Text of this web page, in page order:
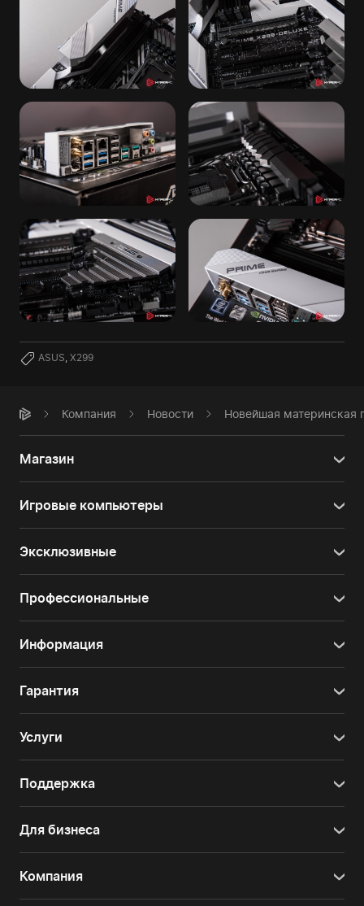
ASUS, X299
Компания Новости Новейшая материнская
Магазин
Игровые компьютеры
Эксклюзивные
Профессиональные
Информация
Гарантия
Услуги
Поддержка
Для бизнеса
Компания